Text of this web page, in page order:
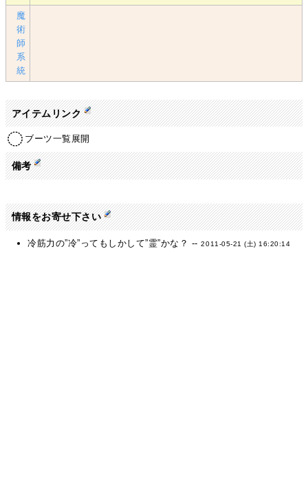
魔
術
師
系
統
アイテムリンク
ブーツ一覧展開
備考
情報をお寄せ下さい
冷筋力の”冷”ってもしかして”霊”かな？ --2011-05-21 (土) 16:20:14